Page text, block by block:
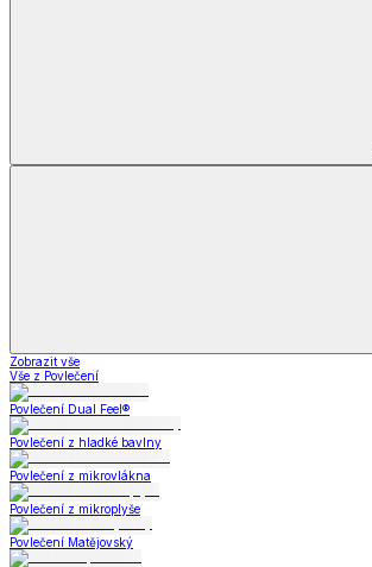
Zobrazit vše
Vše z Povlečení
Povlečení Dual Feel®
Povlečení z hladké bavlny
Povlečení z mikrovlákna
Povlečení z mikroplyše
Povlečení Matějovský